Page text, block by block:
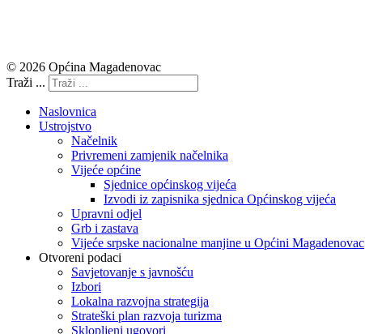
© 2026 Općina Magadenovac
Traži ...
Naslovnica
Ustrojstvo
Načelnik
Privremeni zamjenik načelnika
Vijeće općine
Sjednice općinskog vijeća
Izvodi iz zapisnika sjednica Općinskog vijeća
Upravni odjel
Grb i zastava
Vijeće srpske nacionalne manjine u Općini Magadenovac
Otvoreni podaci
Savjetovanje s javnošću
Izbori
Lokalna razvojna strategija
Strateški plan razvoja turizma
Sklopljeni ugovori